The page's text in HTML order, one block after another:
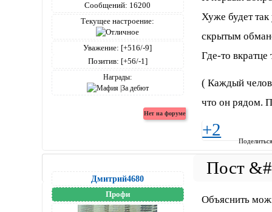
Сообщений: 16200
Текущее настроение:
Уважение: [+516/-9]
Позитив: [+56/-1]
Награды:
Хуже будет
скрытым
Где-то вкратце
( Каждый
что он рядом.
+2
Дмитрий4680
Профи
Объяснить